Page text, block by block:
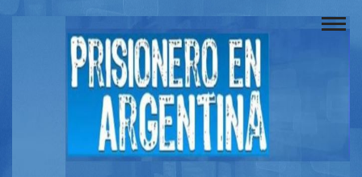
Buscador
Documentos